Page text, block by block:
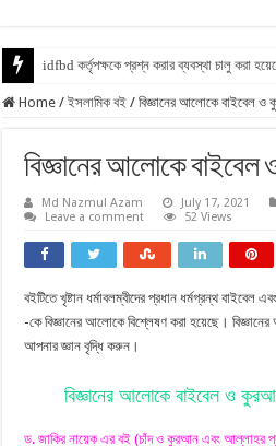
idfbd কর্তৃপক্ষকে প্রশ্ন করার ব্যবস্থা চালু করা
Home / ইসলামিক বই / বিজ্ঞানের আলোকে বাইবেল ও
বিজ্ঞানের আলোকে
Md Nazmul Azam July 17, 2021
Leave a comment
52 Views
বইটিতে খৃষ্টান ধর্মাবলম্বীদের প্রধান ধর্মগ্রন্থ
-কে বিজ্ঞানের আলোকে বিশ্লেষণ করা হয়েছে।
আপনার জ্ঞান বৃদ্ধি করুন।
বিজ্ঞানের আলোকে বাইবেল ও
ড. জাকির নায়েক এর বই (চাঁদ ও কুরআন এবং আল্লাহর